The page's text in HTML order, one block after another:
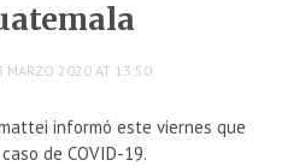
MARZO 2020 AT 13:50
informó este viernes que
de COVID-19.